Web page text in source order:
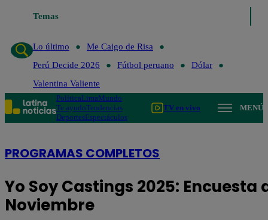
Temas
Lo último
Lo último
Me Caigo de Risa
Perú Decide 2026
Fútbol peruano
Dólar
Valentina Valiente
PolíticaLimaMundo
Te ayudoTendencias
DeportesEspectáculos
TV en vivo MENÚ
PROGRAMAS COMPLETOS
Yo Soy Castings 2025: Encuesta
Noviembre